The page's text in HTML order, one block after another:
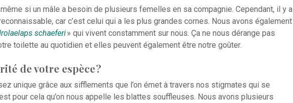
si un mâle a besoin de plusieurs femelles en sa compagnie. Cependant, il y a
car c’est celui qui a les plus grandes cornes. Nous avons également
schaeferi» qui vivent constamment sur nous. Ça ne nous dérange pas
toilette au quotidien et elles peuvent également être notre goûter.
de votre espèce ?
unique grâce aux sifflements que l’on émet à travers nos stigmates qui se
pour cela qu’on nous appelle les blattes souffleuses. Nous avons plusieurs